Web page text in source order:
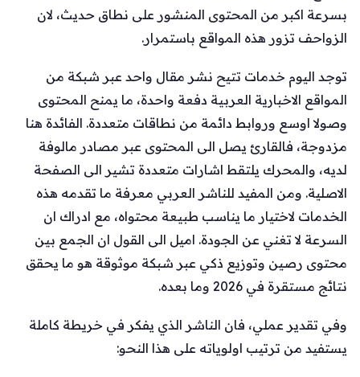
بسرعة اكبر من المحتوى المنشور على نطاق حديث، لان
الزواحف تزور هذه المواقع باستمرار.
توجد اليوم خدمات تتيح نشر مقال واحد عبر شبكة من
المواقع الاخبارية العربية دفعة واحدة، ما يمنح المحتوى
وصولا اوسع وروابط دائمة من نطاقات متعددة. الفائدة هنا
مزدوجة، فالقارئ يصل الى المحتوى عبر مصادر مالوفة
لديه، والمحرك يلتقط اشارات متعددة تشير الى الصفحة
الاصلية. ومن المفيد للناشر العربي معرفة ما تقدمه هذه
الخدمات لاختيار ما يناسب طبيعة محتواه، مع ادراك ان
السرعة لا تغني عن الجودة. اميل الى القول ان الجمع بين
محتوى رصين وتوزيع ذكي عبر شبكة موثوقة هو ما يحقق
نتائج مستقرة في 2026 وما بعده.
وفي تقدير عملي، فان الناشر الذي يفكر في خريطة كاملة
يستفيد من ترتيب اولوياته على هذا النحو: